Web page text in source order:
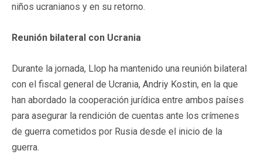
niños ucranianos y en su retorno.
Reunión bilateral con Ucrania
Durante la jornada, Llop ha mantenido una reunión bilateral
con el fiscal general de Ucrania, Andriy Kostin, en la que
han abordado la cooperación jurídica entre ambos países
para asegurar la rendición de cuentas ante los crímenes
de guerra cometidos por Rusia desde el inicio de la
guerra.